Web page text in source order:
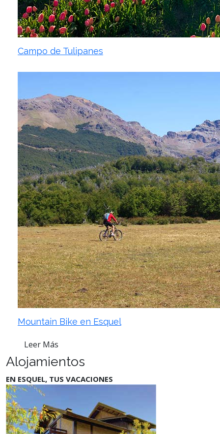
Campo de Tulipanes
Mountain Bike en Esquel
Leer Más
Alojamientos
EN ESQUEL, TUS VACACIONES